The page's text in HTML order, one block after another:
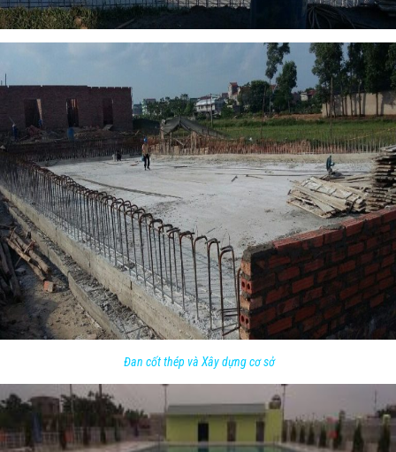
Đan cốt thép và Xây dựng cơ sở